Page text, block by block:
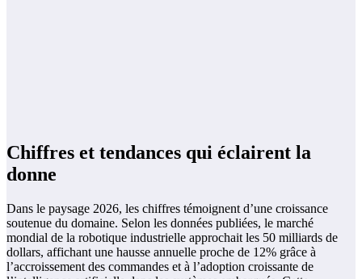
Chiffres et tendances qui éclairent la
donne
Dans le paysage 2026, les chiffres témoignent d’une croissance
soutenue du domaine. Selon les données publiées, le marché
mondial de la robotique industrielle approchait les 50 milliards de
dollars, affichant une hausse annuelle proche de 12% grâce à
l’accroissement des commandes et à l’adoption croissante de